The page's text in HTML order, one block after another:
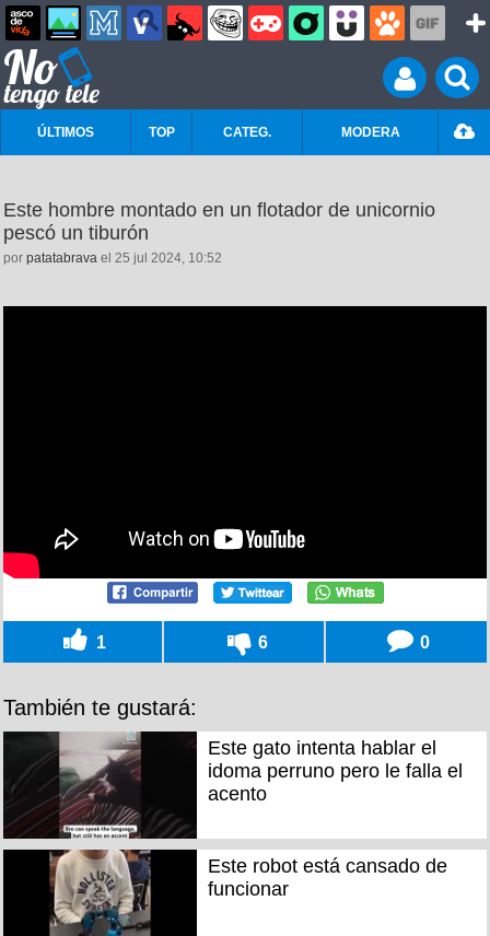
ÚLTIMOS TOP CATEG. MODERA
Este hombre montado en un flotador de unicornio
pescó un tiburón
por patatabrava el 25 jul 2024, 10:52
1 6 0
También te gustará:
Este gato intenta hablar el
idoma perruno pero le falla el
acento
Este robot está cansado de
funcionar